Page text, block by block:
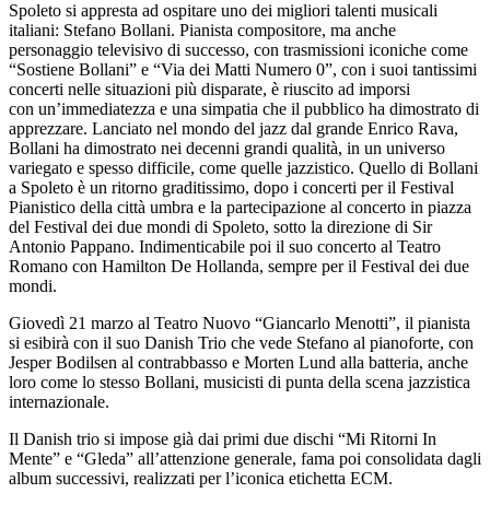
Spoleto si appresta ad ospitare uno dei migliori talenti musicali
italiani: Stefano Bollani. Pianista compositore, ma anche
personaggio televisivo di successo, con trasmissioni iconiche come
“Sostiene Bollani” e “Via dei Matti Numero 0”, con i suoi tantissimi
concerti nelle situazioni più disparate, è riuscito ad imporsi
con un’immediatezza e una simpatia che il pubblico ha dimostrato di
apprezzare. Lanciato nel mondo del jazz dal grande Enrico Rava,
Bollani ha dimostrato nei decenni grandi qualità, in un universo
variegato e spesso difficile, come quelle jazzistico. Quello di Bollani
a Spoleto è un ritorno graditissimo, dopo i concerti per il Festival
Pianistico della città umbra e la partecipazione al concerto in piazza
del Festival dei due mondi di Spoleto, sotto la direzione di Sir
Antonio Pappano. Indimenticabile poi il suo concerto al Teatro
Romano con Hamilton De Hollanda, sempre per il Festival dei due
mondi.
Giovedì 21 marzo al Teatro Nuovo “Giancarlo Menotti”, il pianista
si esibirà con il suo Danish Trio che vede Stefano al pianoforte, con
Jesper Bodilsen al contrabbasso e Morten Lund alla batteria, anche
loro come lo stesso Bollani, musicisti di punta della scena jazzistica
internazionale.
Il Danish trio si impose già dai primi due dischi “Mi Ritorni In
Mente” e “Gleda” all’attenzione generale, fama poi consolidata dagli
album successivi, realizzati per l’iconica etichetta ECM.